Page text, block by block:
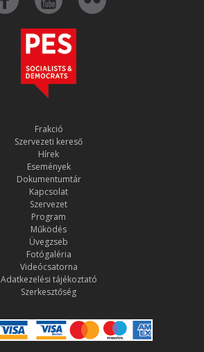
Frakció
Szervezeti kereső
Hírek
Események
Dokumentumtár
Kapcsolat
Szervezet
Program
Működés
Üvegzseb
Fotógaléria
Videócsatorna
Adatkezelési tájékoztató
Szerkesztőség